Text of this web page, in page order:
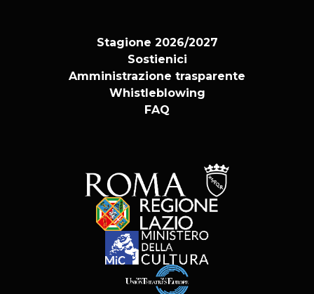
Stagione 2026/2027
Sostienici
Amministrazione trasparente
Whistleblowing
FAQ